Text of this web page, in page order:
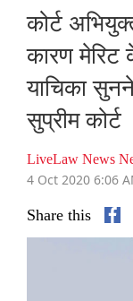
कोर्ट
कारण
याचिका
सुप्रीम कोर्ट
LiveLaw News
4 Oct 2020 6:06
Share this